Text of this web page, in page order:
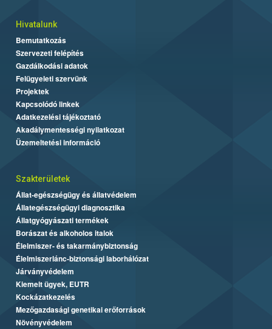
Hivatalunk
Bemutatkozás
Szervezeti felépítés
Gazdálkodási adatok
Felügyeleti szervünk
Projektek
Kapcsolódó linkek
Adatkezelési tájékoztató
Akadálymentességi nyilatkozat
Üzemeltetési információ
Szakterületek
Állat-egészségügy és állatvédelem
Állategészségügyi diagnosztika
Állatgyógyászati termékek
Borászat és alkoholos italok
Élelmiszer- és takarmánybiztonság
Élelmiszerlánc-biztonsági laborhálózat
Járványvédelem
Kiemelt ügyek, EUTR
Kockázatkezelés
Mezőgazdasági genetikai erőforrások
Növényvédelem